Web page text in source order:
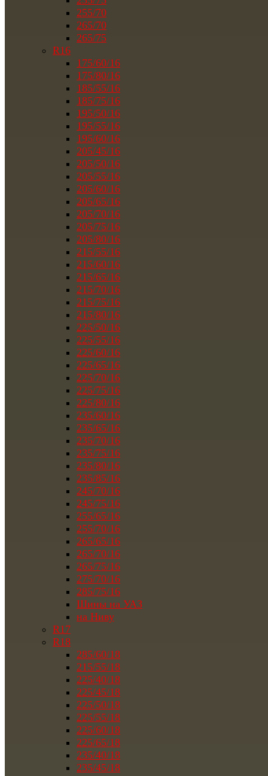
255/70
265/70
265/75
R16
175/60/16
175/80/16
185/55/16
185/75/16
195/50/16
195/55/16
195/60/16
205/45/16
205/50/16
205/55/16
205/60/16
205/65/16
205/70/16
205/75/16
205/80/16
215/55/16
215/60/16
215/65/16
215/70/16
215/75/16
215/80/16
225/50/16
225/55/16
225/60/16
225/65/16
225/70/16
225/75/16
225/80/16
235/60/16
235/65/16
235/70/16
235/75/16
235/80/16
235/85/16
245/70/16
245/75/16
255/65/16
255/70/16
265/65/16
265/70/16
265/75/16
275/70/16
285/75/16
Шины на УАЗ
на Ниву
R17
R18
285/60/18
215/55/18
225/40/18
225/45/18
225/50/18
225/55/18
225/60/18
225/65/18
235/40/18
235/45/18